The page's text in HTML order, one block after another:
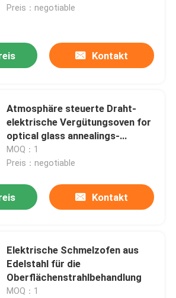
Preis：negotiable
Kontakt
Atmosphäre steuerte Draht-
elektrische Vergütungsoven for
optical glass annealings-
Wärmebehandlung
MOQ：1
Preis：negotiable
Kontakt
Elektrische Schmelzofen aus
Edelstahl für die
Oberflächenstrahlbehandlung
MOQ：1